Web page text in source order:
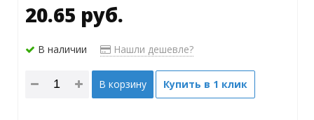
20.65 руб.
В наличии Нашли дешевле?
В корзину Купить в 1 клик